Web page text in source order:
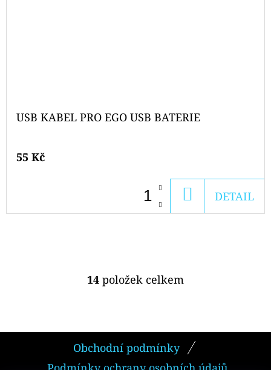
USB KABEL PRO EGO USB BATERIE
55 Kč
KOŠÍKU
DETAIL
O
Á
D
A
14 položek celkem
Obchodní podmínky